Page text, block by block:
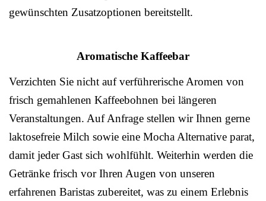
gewünschten Zusatzoptionen bereitstellt.
Aromatische Kaffeebar
Verzichten Sie nicht auf verführerische Aromen von
frisch gemahlenen Kaffeebohnen bei längeren
Veranstaltungen. Auf Anfrage stellen wir Ihnen gerne
laktosefreie Milch sowie eine Mocha Alternative parat,
damit jeder Gast sich wohlfühlt. Weiterhin werden die
Getränke frisch vor Ihren Augen von unseren
erfahrenen Baristas zubereitet, was zu einem Erlebnis